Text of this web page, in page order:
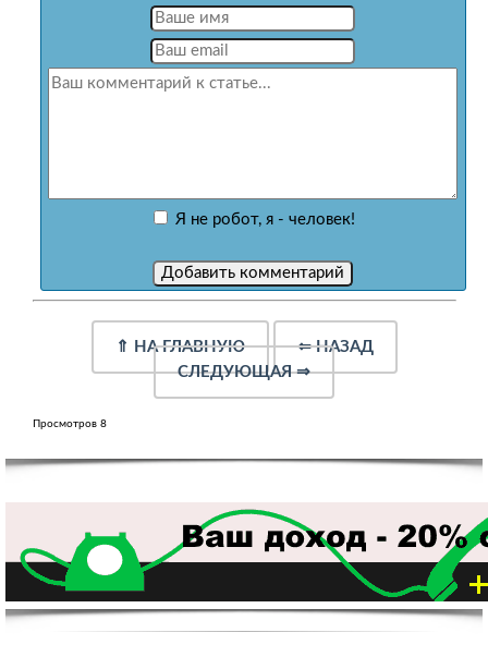
Я не робот, я - человек!
⇑ НА ГЛАВНУЮ ⇐НАЗАД
СЛЕДУЮЩАЯ⇒
Просмотров 8